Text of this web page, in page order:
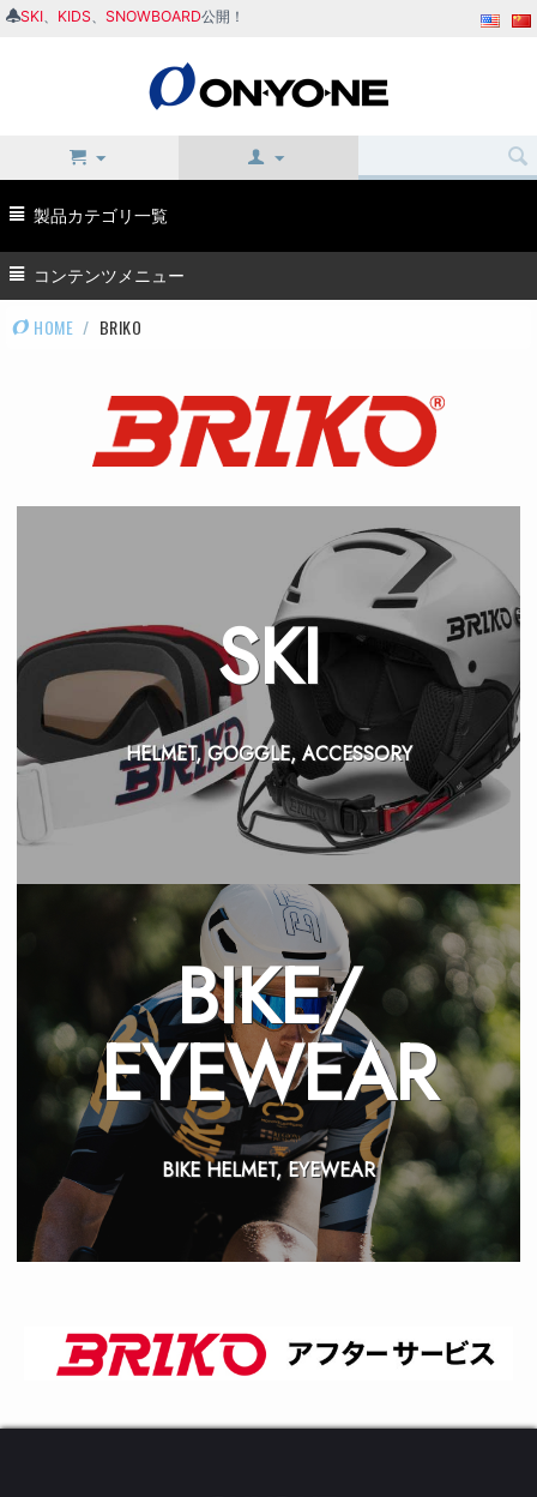
SKI KIDS SNOWBOARD公開！
製品カテゴリ一覧
コンテンツメニュー
HOME / BRIKO
SKI
HELMET, GOGGLE, ACCESSORY
BIKE/
EYEWEAR
BIKE HELMET, EYEWEAR